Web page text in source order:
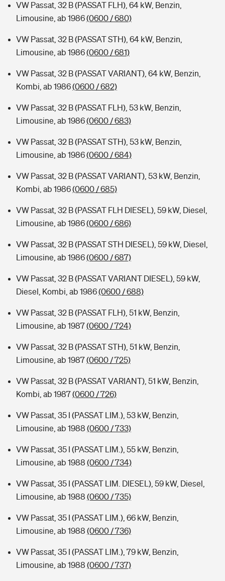
VW Passat, 32 B (PASSAT FLH), 64 kW, Benzin,
Limousine, ab 1986(0600 / 680)
VW Passat, 32 B (PASSAT STH), 64 kW, Benzin,
Limousine, ab 1986(0600 / 681)
VW Passat, 32 B (PASSAT VARIANT), 64 kW, Benzin,
Kombi, ab 1986(0600 / 682)
VW Passat, 32 B (PASSAT FLH), 53 kW, Benzin,
Limousine, ab 1986(0600 / 683)
VW Passat, 32 B (PASSAT STH), 53 kW, Benzin,
Limousine, ab 1986(0600 / 684)
VW Passat, 32 B (PASSAT VARIANT), 53 kW, Benzin,
Kombi, ab 1986(0600 / 685)
VW Passat, 32 B (PASSAT FLH DIESEL), 59 kW, Diesel,
Limousine, ab 1986(0600 / 686)
VW Passat, 32 B (PASSAT STH DIESEL), 59 kW, Diesel,
Limousine, ab 1986(0600 / 687)
VW Passat, 32 B (PASSAT VARIANT DIESEL), 59 kW,
Diesel, Kombi, ab 1986(0600 / 688)
VW Passat, 32 B (PASSAT FLH), 51 kW, Benzin,
Limousine, ab 1987(0600 / 724)
VW Passat, 32 B (PASSAT STH), 51 kW, Benzin,
Limousine, ab 1987(0600 / 725)
VW Passat, 32 B (PASSAT VARIANT), 51 kW, Benzin,
Kombi, ab 1987(0600 / 726)
VW Passat, 35 I (PASSAT LIM.), 53 kW, Benzin,
Limousine, ab 1988 (0600 / 733)
VW Passat, 35 I (PASSAT LIM.), 55 kW, Benzin,
Limousine, ab 1988 (0600 / 734)
VW Passat, 35 I (PASSAT LIM. DIESEL), 59 kW, Diesel,
Limousine, ab 1988 (0600 / 735)
VW Passat, 35 I (PASSAT LIM.), 66 kW, Benzin,
Limousine, ab 1988 (0600 / 736)
VW Passat, 35 I (PASSAT LIM.), 79 kW, Benzin,
Limousine, ab 1988 (0600 / 737)